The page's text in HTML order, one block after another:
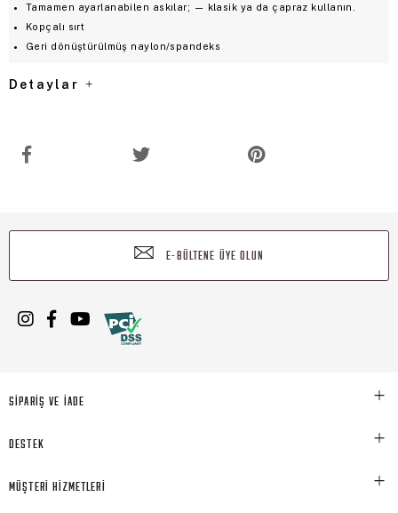
Tamamen ayarlanabilen askılar; — klasik ya da çapraz kullanın.
Kopçalı sırt
Geri dönüştürülmüş naylon/spandeks
Detaylar
E-BÜLTENE ÜYE OLUN
SİPARİŞ VE İADE
DESTEK
MÜŞTERİ HİZMETLERİ